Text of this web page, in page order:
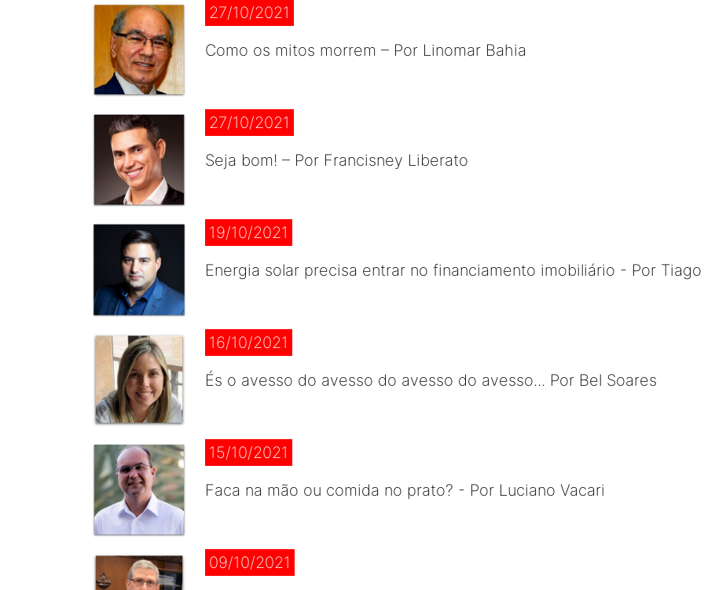
27/10/2021
Como os mitos morrem – Por Linomar Bahia
27/10/2021
Seja bom! – Por Francisney Liberato
19/10/2021
Energia solar precisa entrar no financiamento imobiliário - Por Tiago
16/10/2021
És o avesso do avesso do avesso do avesso... Por Bel Soares
15/10/2021
Faca na mão ou comida no prato? - Por Luciano Vacari
09/10/2021